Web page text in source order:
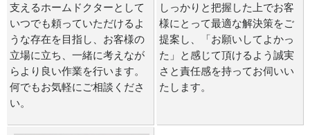
支えるホームドクターとして
いつでも頼っていただけるよ
うな存在を目指し、お客様の
立場に立ち、一緒に考えなが
らより良い作業を行います。
何でもお気軽にご相談くださ
い。
しっかりと把握した上でお客
様にとって最適な解決策をご
提案し、「お願いしてよかっ
た」と感じて頂けるよう誠実
さと責任感を持ってお伺いい
たします。